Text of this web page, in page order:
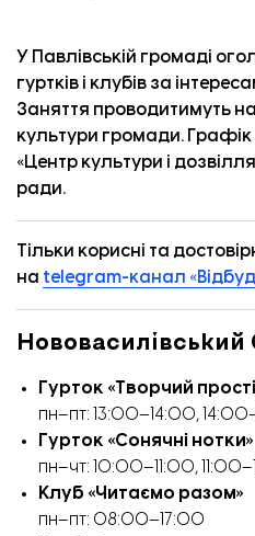
У Павлівській громаді
гуртків і клубів за
Заняття проводитимуть
культури громади. Графік
«Центр культури і
ради.
Тільки корисні та
на telegram-канал
Гурток «Творчий
пн–пт: 13:00–14:00,
Гурток «Сонячні нотки»
пн–чт: 10:00–11:00,
Клуб «Читаємо разом»
пн–пт: 08:00–17:00